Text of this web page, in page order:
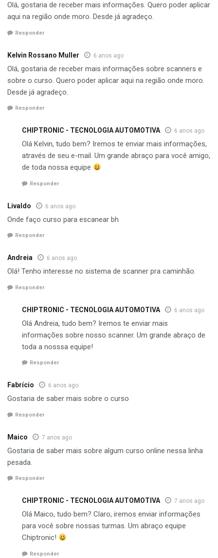
Olá, gostaria de receber mais informações. Quero poder aplicar
aqui na região onde moro. Desde já agradeço.
Responder
Kelvin Rossano Muller 6 anos ago
Olá, gostaria de receber mais informações sobre scanners e
sobre o curso. Quero poder aplicar aqui na região onde moro.
Desde já agradeço.
Responder
CHIPTRONIC - TECNOLOGIA AUTOMOTIVA 6 anos ago
Olá Kelvin, tudo bem? Iremos te enviar mais informações,
através de seu e-mail. Um grande abraço para você amigo,
de toda nossa equipe
Responder
Livaldo 6 anos ago
Onde faço curso para escanear bh
Responder
Andreia 6 anos ago
Olá! Tenho interesse no sistema de scanner pra caminhão.
Responder
CHIPTRONIC - TECNOLOGIA AUTOMOTIVA 6 anos ago
Olá Andreia, tudo bem? Iremos te enviar mais
informações sobre nosso scanner. Um grande abraço de
toda a nosssa equipe!
Responder
Fabrício 6 anos ago
Gostaria de saber mais sobre o curso
Responder
Maico 7 anos ago
Gostaria de saber mais sobre algum curso online nessa linha
pesada.
Responder
CHIPTRONIC - TECNOLOGIA AUTOMOTIVA 7 anos ago
Olá Maico, tudo bem? Claro, iremos enviar informações
para você sobre nossas turmas. Um abraço equipe
Chiptronic!
Responder